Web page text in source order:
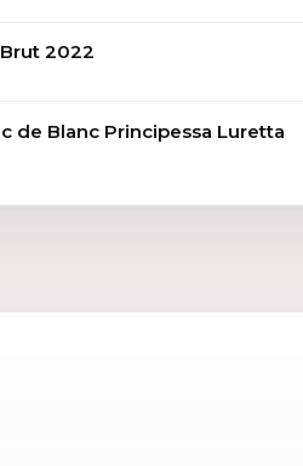
2022
de Blanc Principessa Luretta